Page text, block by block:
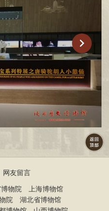
网友留言
物院
上海博物馆
院
湖北省博物馆